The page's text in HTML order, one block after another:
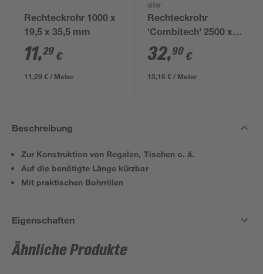
Rechteckrohr 1000 x
19,5 x 35,5 mm
11,29 €
11,29 € / Meter
alfer
Rechteckrohr
'Combitech' 2500 x
2,35 x 4,35 cm
32,90 €
13,16 € / Meter
Beschreibung
Zur Konstruktion von Regalen, Tischen o. ä.
Auf die benötigte Länge kürzbar
Mit praktischen Bohrrillen
Eigenschaften
Ähnliche Produkte